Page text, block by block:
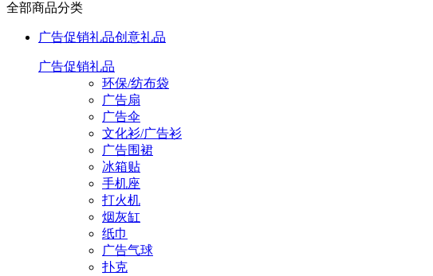
全部商品分类
广告促销礼品创意礼品
广告促销礼品
环保/纺布袋
广告扇
广告伞
文化衫/广告衫
广告围裙
冰箱贴
手机座
打火机
烟灰缸
纸巾
广告气球
扑克